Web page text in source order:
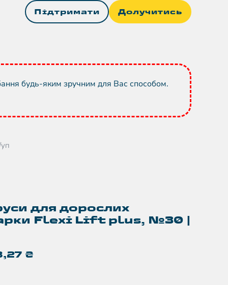
Підтримати Долучитись
будь-яким зручним для Вас способом.
для дорослих
Flexi Lift plus, №30 |
₴